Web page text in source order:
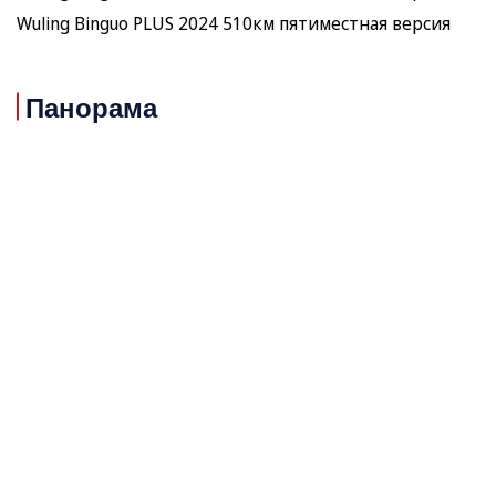
Wuling Binguo PLUS 2024 510км пятиместная версия
Панорама